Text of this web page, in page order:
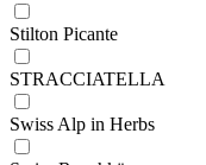
Stilton Picante
STRACCIATELLA
Swiss Alp in Herbs